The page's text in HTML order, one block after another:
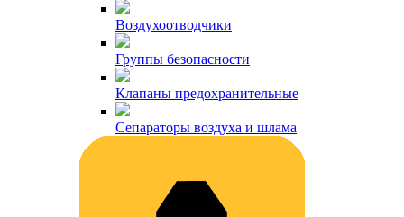
Воздухоотводчики
Группы безопасности
Клапаны предохранительные
Сепараторы воздуха и шлама